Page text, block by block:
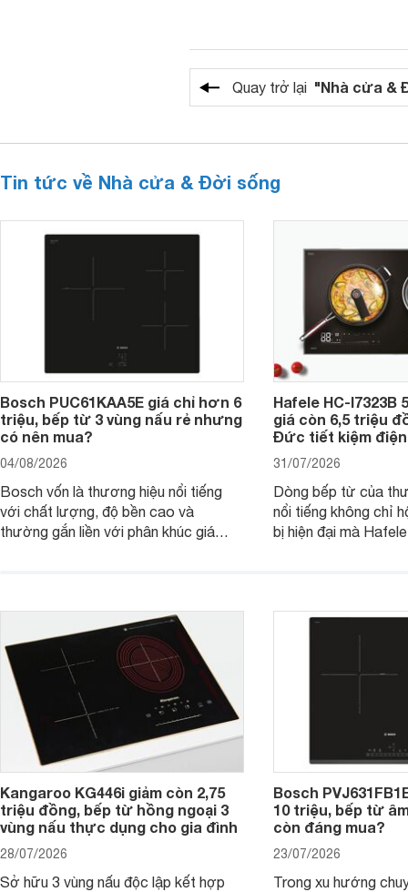
Quay trở lại "Nhà cửa &
Tin tức về Nhà cửa & Đời sống
Bosch PUC61KAA5E giá chỉ hơn 6
triệu, bếp từ 3 vùng nấu rẻ nhưng
có nên mua?
04/08/2026
Bosch vốn là thương hiệu nổi tiếng
với chất lượng, độ bền cao và
thường gắn liền với phân khúc giá
đơn vị phân phối với mức giá khá dễ
tiếp cận, thu hút sự quan tâm của
nhiều người tiêu dùng.
Hafele HC-I7323B
giá còn 6,5 triệu
Đức tiết kiệm
31/07/2026
Dòng bếp từ của
nổi tiếng không chỉ
bị hiện đại mà
gia đình.
Kangaroo KG446i giảm còn 2,75
triệu đồng, bếp từ hồng ngoại 3
vùng nấu thực dụng cho gia đình
28/07/2026
Sở hữu 3 vùng nấu độc lập kết hợp
Bosch
10 triệu, bếp từ
còn đáng mua?
23/07/2026
Trong xu hướng